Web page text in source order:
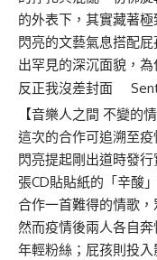
的外表下，其實藏著
閃亮的文藝氣息搭配
出罕見的深沉面貌，為
反正我沒差封面
【音樂人之間 不變的情
這次的合作可追溯至
閃亮提起剛出道時發
張CD貼貼紙的「辛酸
合作一首難得的情歌，
然而疫情後兩人各自
年輕粉絲；屁孩則投